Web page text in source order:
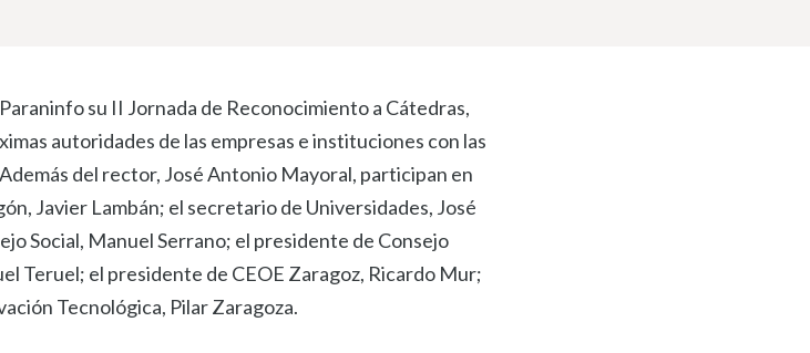
su II Jornada de Reconocimiento a Cátedras,
autoridades de las empresas e instituciones con las
del rector, José Antonio Mayoral, participan en
Javier Lambán; el secretario de Universidades, José
Social, Manuel Serrano; el presidente de Consejo
Teruel; el presidente de CEOE Zaragoz, Ricardo Mur;
Tecnológica, Pilar Zaragoza.